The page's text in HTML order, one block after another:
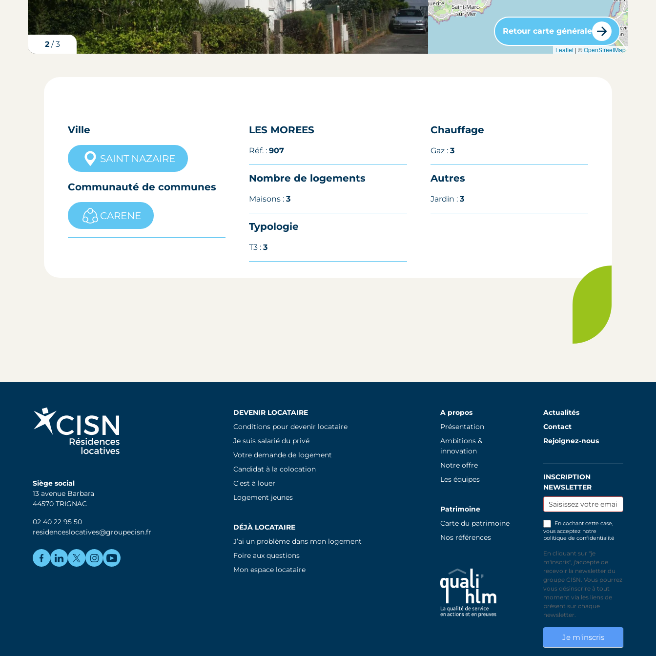
3/3
Leaflet | ©OpenStreetMap
Retour carte générale
Ville
SAINT NAZAIRE
Communauté de communes
CARENE
LES MOREES
Réf. :907
Nombre de logements
Maisons :3
Typologie
T3 :3
Chauffage
Gaz : 3
Autres
Jardin : 3
Siège social
13 avenue Barbara
44570 TRIGNAC
02 40 22 95 50
residenceslocatives@groupecisn.fr
DEVENIR LOCATAIRE
Conditions pour devenir locataire
Je suis salarié du privé
Votre demande de logement
Candidat à la colocation
C’est à louer
Logement jeunes
DÉJÀ LOCATAIRE
J’ai un problème dans mon logement
Foire aux questions
Mon espace locataire
A propos
Présentation
Ambitions &
innovation
Notre offre
Les équipes
Patrimoine
Carte du patrimoine
Nos références
Actualités
Contact
Rejoignez-nous
Inscription
newsletter
INSCRIPTION
NEWSLETTER
En cochant cette case,
vous acceptez notre
politique de confidentialité
En cliquant sur "je
m'inscris", j'accepte de
recevoir la newsletter du
groupe CISN. Vous pourrez
vous désinscrire à tout
moment via les liens de
présent sur chaque
newsletter.
Je m'inscris